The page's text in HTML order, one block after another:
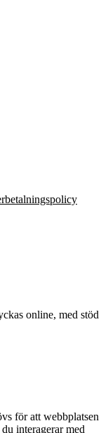
online, med stöd
för att webbplatsen
interagerar med